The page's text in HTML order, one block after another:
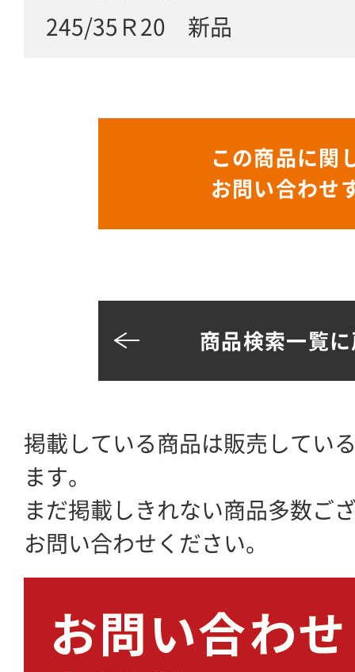
245/35Ｒ20 新品
この商品に関
お問い合わせ
商品検索一覧
掲載している商品は販売してい
ます。
まだ掲載しきれない商品多数ご
お問い合わせください。